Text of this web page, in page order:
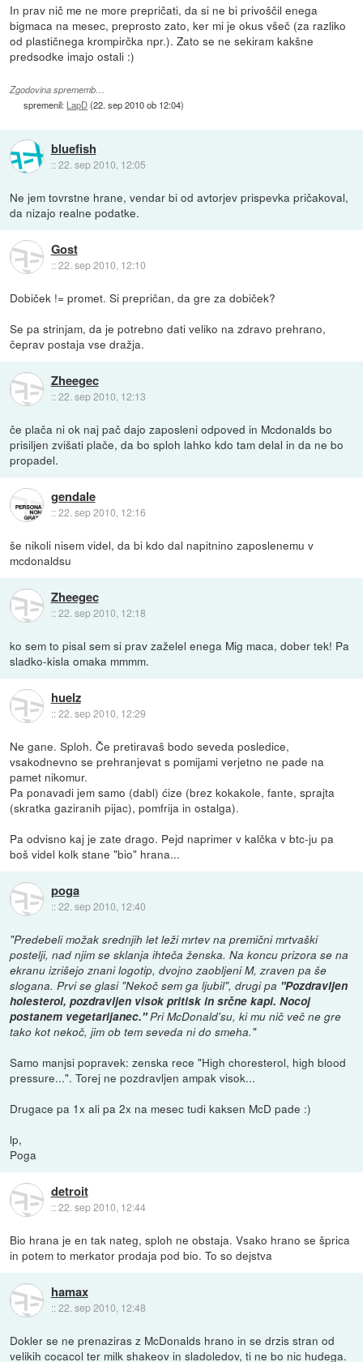
In prav nič me ne more prepričati, da si ne bi privoščil enega
bigmaca na mesec, preprosto zato, ker mi je okus všeč (za razliko
od plastičnega krompirčka npr.). Zato se ne sekiram kakšne
predsodke imajo ostali :)
Zgodovina sprememb…
spremenil: LapD(22. sep 2010 ob 12:04)
bluefish
::22. sep 2010, 12:05
Ne jem tovrstne hrane, vendar bi od avtorjev prispevka pričakoval,
da nizajo realne podatke.
Gost
::22. sep 2010, 12:10
Dobiček != promet. Si prepričan, da gre za dobiček?
Se pa strinjam, da je potrebno dati veliko na zdravo prehrano,
čeprav postaja vse dražja.
Zheegec
::22. sep 2010, 12:13
če plača ni ok naj pač dajo zaposleni odpoved in Mcdonalds bo
prisiljen zvišati plače, da bo sploh lahko kdo tam delal in da ne bo
propadel.
gendale
::22. sep 2010, 12:16
še nikoli nisem videl, da bi kdo dal napitnino zaposlenemu v
mcdonaldsu
Zheegec
::22. sep 2010, 12:18
ko sem to pisal sem si prav zaželel enega Mig maca, dober tek! Pa
sladko-kisla omaka mmmm.
huelz
::22. sep 2010, 12:29
Ne gane. Sploh. Če pretiravaš bodo seveda posledice,
vsakodnevno se prehranjevat s pomijami verjetno ne pade na
pamet nikomur.
Pa ponavadi jem samo (dabl) ćize (brez kokakole, fante, sprajta
(skratka gaziranih pijac), pomfrija in ostalga).
Pa odvisno kaj je zate drago. Pejd naprimer v kalčka v btc-ju pa
boš videl kolk stane "bio" hrana...
poga
::22. sep 2010, 12:40
"Predebeli možak srednjih let leži mrtev na premični mrtvaški
postelji, nad njim se sklanja ihteča ženska. Na koncu prizora se na
ekranu izrišejo znani logotip, dvojno zaobljeni M, zraven pa še
slogana. Prvi se glasi "Nekoč sem ga ljubil", drugi pa "Pozdravljen
holesterol, pozdravljen visok pritisk in srčne kapi. Nocoj
postanem vegetarijanec."Pri McDonald'su, ki mu nič več ne gre
tako kot nekoč, jim ob tem seveda ni do smeha."
Samo manjsi popravek: zenska rece "High choresterol, high blood
pressure...". Torej ne pozdravljen ampak visok...
Drugace pa 1x ali pa 2x na mesec tudi kaksen McD pade :)
lp,
Poga
detroit
::22. sep 2010, 12:44
Bio hrana je en tak nateg, sploh ne obstaja. Vsako hrano se šprica
in potem to merkator prodaja pod bio. To so dejstva
hamax
::22. sep 2010, 12:48
Dokler se ne prenaziras z McDonalds hrano in se drzis stran od
velikih cocacol ter milk shakeov in sladoledov, ti ne bo nic hudega.